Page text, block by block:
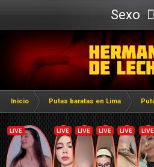
Sexo
Inicio Putas baratas en Lima